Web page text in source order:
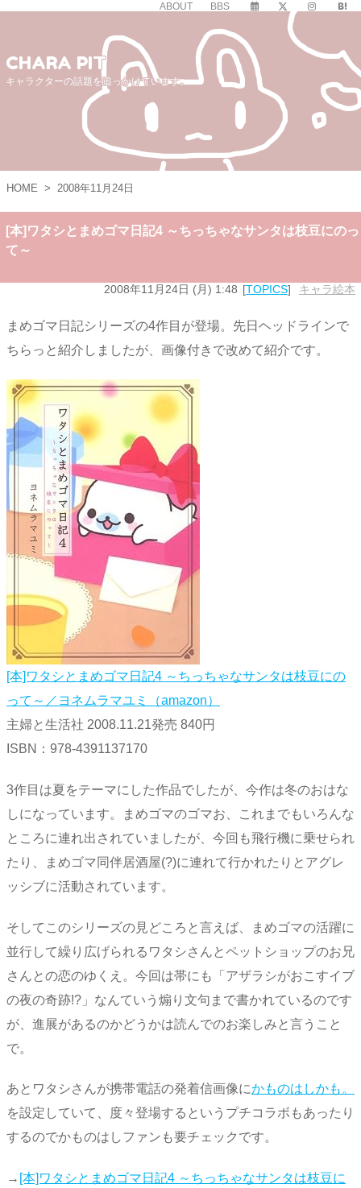
ABOUT BBS
CHARA PIT
キャラクターの話題を追っかけています。
HOME > 2008年11月24日
[本]ワタシとまめゴマ日記4 ～ちっちゃなサンタは枝豆にのっ
て～
2008年11月24日 (月) 1:48 TOPICS キャラ絵本
まめゴマ日記シリーズの4作目が登場。先日ヘッドラインで
ちらっと紹介しましたが、画像付きで改めて紹介です。
[本]ワタシとまめゴマ日記4 ～ちっちゃなサンタは枝豆にの
って～／ヨネムラマユミ（amazon）
主婦と生活社 2008.11.21発売 840円
ISBN：978-4391137170
3作目は夏をテーマにした作品でしたが、今作は冬のおはな
しになっています。まめゴマのゴマお、これまでもいろんな
ところに連れ出されていましたが、今回も飛行機に乗せられ
たり、まめゴマ同伴居酒屋(?)に連れて行かれたりとアグレ
ッシブに活動されています。
そしてこのシリーズの見どころと言えば、まめゴマの活躍に
並行して繰り広げられるワタシさんとペットショップのお兄
さんとの恋のゆくえ。今回は帯にも「アザラシがおこすイブ
の夜の奇跡!?」なんていう煽り文句まで書かれているのです
が、進展があるのかどうかは読んでのお楽しみと言うこと
で。
あとワタシさんが携帯電話の発着信画像にかものはしかも。
を設定していて、度々登場するというプチコラボもあったり
するのでかものはしファンも要チェックです。
→ [本]ワタシとまめゴマ日記4 ～ちっちゃなサンタは枝豆に